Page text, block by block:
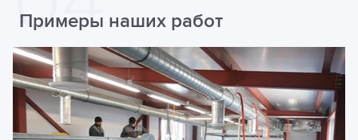
Примеры наших работ